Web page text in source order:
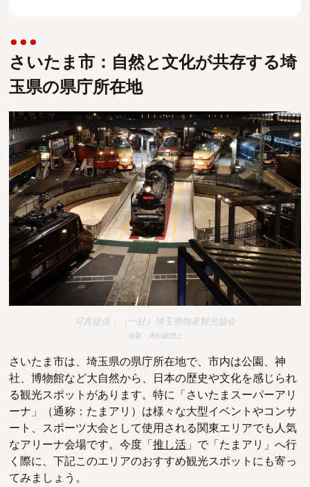
さいたま市：自然と文化が共存する埼
玉県の県庁所在地
写真提供：（一社）埼玉県物産観光協会
複製・再転載禁止
さいたま市は、埼玉県の県庁所在地で、市内は公園、神
社、博物館など大自然から、日本の歴史や文化を感じられ
る観光スポットがあります。特に「さいたまスーパーアリ
ーナ」（通称：たまアリ）は様々な大型イベントやコンサ
ート、スポーツ大会として使用される関東エリアでも人気
なアリーナ会場です。今度「推し活」で「たまアリ」へ行
く際に、下記このエリアのおすすめ観光スポットにも寄っ
てみましょう。